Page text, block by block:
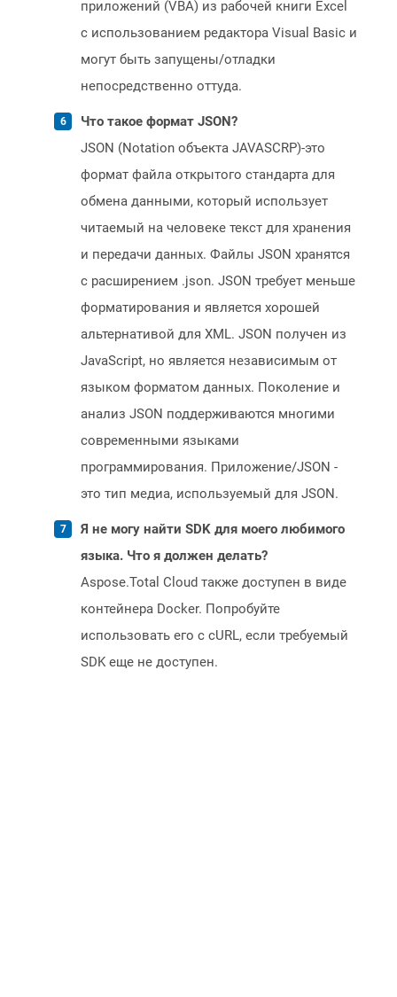
приложений (VBA) из рабочей книги Excel
с использованием редактора Visual Basic и
могут быть запущены/отладки
непосредственно оттуда.
Что такое формат JSON?
JSON (Notation объекта JAVASCRP)-это
формат файла открытого стандарта для
обмена данными, который использует
читаемый на человеке текст для хранения
и передачи данных. Файлы JSON хранятся
с расширением .json. JSON требует меньше
форматирования и является хорошей
альтернативой для XML. JSON получен из
JavaScript, но является независимым от
языком форматом данных. Поколение и
анализ JSON поддерживаются многими
современными языками
программирования. Приложение/JSON -
это тип медиа, используемый для JSON.
Я не могу найти SDK для моего любимого
языка. Что я должен делать?
Aspose.Total Cloud также доступен в виде
контейнера Docker. Попробуйте
использовать его с cURL, если требуемый
SDK еще не доступен.